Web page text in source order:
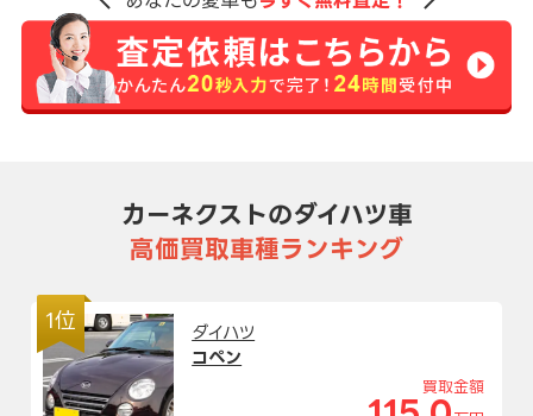
カーネクストのダイハツ車
高価買取車種ランキング
1位
ダイハツ
コペン
買取金額